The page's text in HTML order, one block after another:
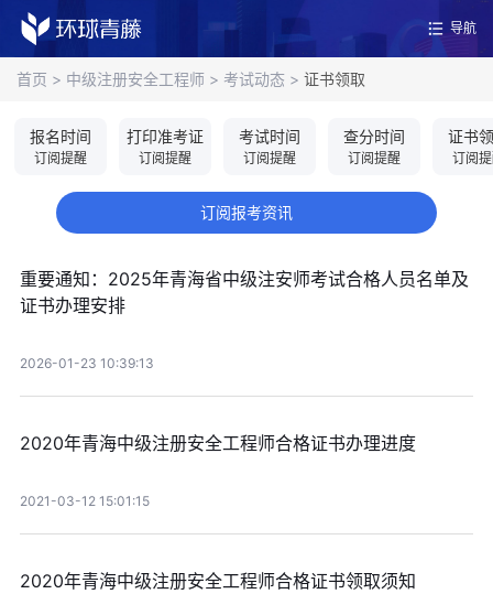
导航
首页 > 中级注册安全工程师 > 考试动态 > 证书领取
报名时间
订阅提醒
打印准考证
订阅提醒
考试时间
订阅提醒
查分时间
订阅提醒
证书
订阅
订阅报考资讯
重要通知：2025年青海省中级注安师考试合格人员名单及
证书办理安排
2026-01-23 10:39:13
2020年青海中级注册安全工程师合格证书办理进度
2021-03-12 15:01:15
2020年青海中级注册安全工程师合格证书领取须知